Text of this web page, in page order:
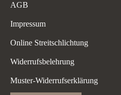
AGB
Impressum
Online Streitschlichtung
Widerrufsbelehrung
Muster-Widerrufserklärung